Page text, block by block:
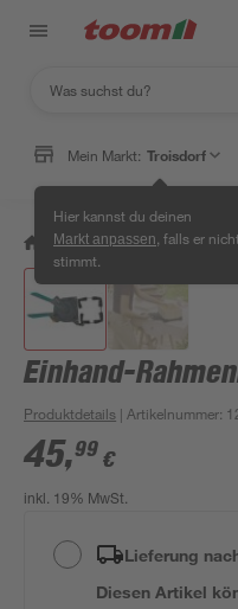
Mein Markt: Troisdorf
Hier kannst du deinen
Markt anpassen , falls er nicht
stimmt.
/ Garten & Freizeit /
Einhand-
Produktdetails | Artikelnummer:
45,99 €
inkl. 19% MwSt.
Lieferung
Diesen Artikel